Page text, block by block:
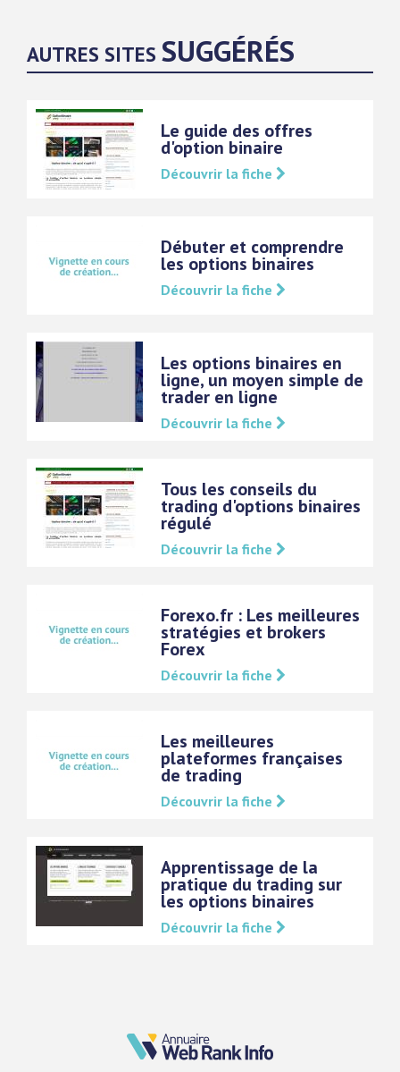
AUTRES SITES SUGGÉRÉS
Le guide des offres
d'option binaire
Découvrir la fiche
Débuter et comprendre
les options binaires
Découvrir la fiche
Les options binaires en
ligne, un moyen simple de
trader en ligne
Découvrir la fiche
Tous les conseils du
trading d'options binaires
régulé
Découvrir la fiche
Forexo.fr : Les meilleures
stratégies et brokers
Forex
Découvrir la fiche
Les meilleures
plateformes françaises
de trading
Découvrir la fiche
Apprentissage de la
pratique du trading sur
les options binaires
Découvrir la fiche